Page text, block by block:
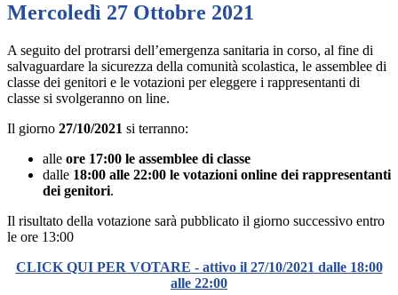
Mercoledì 27 Ottobre 2021
A seguito del protrarsi dell’emergenza sanitaria in corso, al fine di
salvaguardare la sicurezza della comunità scolastica, le assemblee di
classe dei genitori e le votazioni per eleggere i rappresentanti di
classe si svolgeranno on line.
Il giorno 27/10/2021 si terranno:
alle ore 17:00 le assemblee di classe
dalle 18:00 alle 22:00 le votazioni online dei rappresentanti
dei genitori.
Il risultato della votazione sarà pubblicato il giorno successivo entro
le ore 13:00
CLICK QUI PER VOTARE - attivo il 27/10/2021 dalle 18:00
alle 22:00